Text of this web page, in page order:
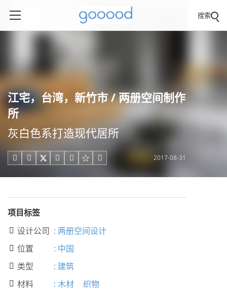
搜索
江宅，台湾，新竹市 / 两册空间制作
所
灰白色系打造现代居所
     2017-08-31
项目标签
 设计公司 : 两册空间设计
 位置 : 中国
 类型 : 建筑
 材料 : 木材 织物